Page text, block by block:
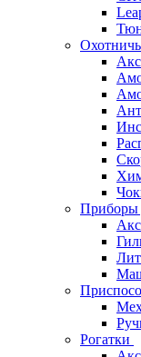
Приборы
Рогатки